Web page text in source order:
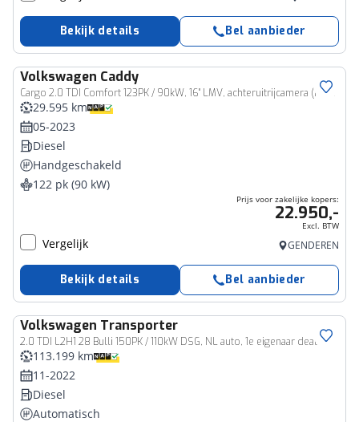
Bekijk details Bel aanbieder
Volkswagen Caddy
Cargo 2.0 TDI Comfort 123PK / 90kW, 16" LMV, achteruitrijcamera (rear view), ErgoComfort bestuurdersstoel, lat om lat laadruimte, laadvloer, navigatie discover media, draadloos Apple Carplay & Android Auto, multifunctioneel stuurwiel, cruise control, dichte achterdeuren, trekhaak, elektrisch verstel- en verwarmbare buitenspiegels, laadruimte met LED verlichting
Bedrijfswagen
29.595 km
05-2023
Diesel
Handgeschakeld
122 pk (90 kW)
Prijs voor zakelijke kopers:
22.950,-
Excl. BTW
Vergelijk GENDEREN
Bekijk details Bel aanbieder
Volkswagen Transporter
2.0 TDI L2H1 28 Bulli 150PK / 110kW DSG, NL auto, 1e eigenaar dealeronderhouden en door ons geleverd, digital cockpit pro, adaptieve cruise control (ACC), achteruitrijcamera (Rear View), elektrisch verstel-, verwarm- en inklapbare buitenspiegels, verwarmbare voorstoelen, parkeersensoren voor en achter (PDC), lederen bekleding, multifunctioneel lederen stuurwiel, achterklep, zijschuifdeur rechts, LED verlichting etc.
Bedrijfswagen
113.199 km
11-2022
Diesel
Automatisch